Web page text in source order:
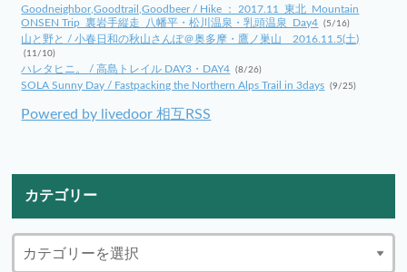
Goodneighbor,Goodtrail,Goodbeer / Hike ： 2017.11_東北_Mountain
ONSEN Trip_裏岩手縦走_八幡平・松川温泉・乳頭温泉_Day4 (5/16)
山と野と / 小春日和の秋山さんぽ＠奥多摩・鷹ノ巣山 2016.11.5(土)
(11/10)
ハレタヒニ。 / 高島トレイル DAY3・DAY4 (8/26)
SOLA Sunny Day / Fastpacking the Northern Alps Trail in 3days (9/25)
Powered by livedoor 相互RSS
カテゴリー